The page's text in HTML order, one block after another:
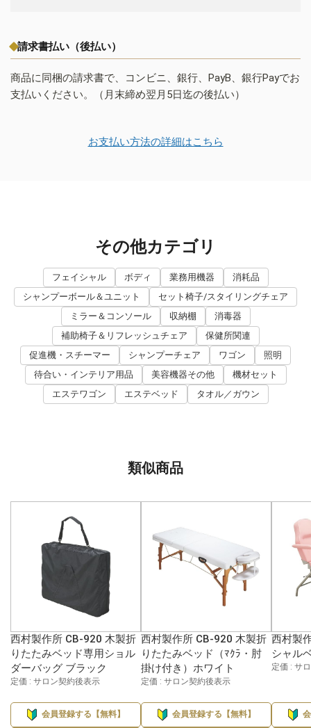
請求書払い（後払い）
商品に同梱の請求書で、コンビニ、銀行、PayB、銀行Payでお
支払いください。（月末締め翌月5日迄の後払い）
お支払い方法の詳細はこちら
その他カテゴリ
フェイシャル ボディ 業務用機器
消耗品
シャンプーボール＆ユニット
セット椅子/スタイリングチェア
ミラー＆コンソール
収納棚
消毒器
補助椅子＆リフレッシュチェア
保健所関連
促進機・スチーマー
シャンプーチェア ワゴン
照明
待合い・インテリア用品
美容機器その他
機材セット
エステワゴン
エステベッド タオル／ガウン
類似商品
西村製作所 CB-920 木製折
りたたみベッド専用ショル
ダーバッグ ブラック
定価 : サロン契約後表示
会員登録する【無料】
西村製作所 CB-920 木製折
りたたみベッド（ﾏｸﾗ・肘
掛け付き）ホワイト
定価 : サロン契約後表示
会員登録する【無料】
西村製
シャル
定価 : サ